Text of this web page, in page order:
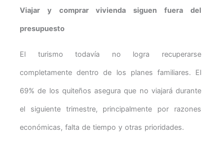
Viajar y comprar vivienda siguen fuera del
presupuesto
El turismo todavía no logra recuperarse
completamente dentro de los planes familiares. El
69% de los quiteños asegura que no viajará durante
el siguiente trimestre, principalmente por razones
económicas, falta de tiempo y otras prioridades.